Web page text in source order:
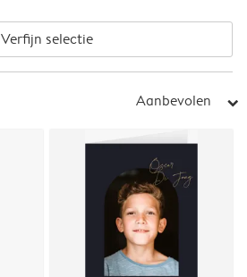
Verfijn selectie
Aanbevolen arrow_right